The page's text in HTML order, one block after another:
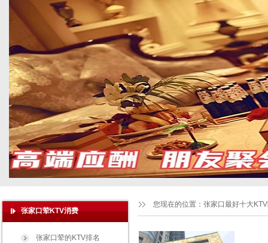
张家口荤KTV消费
张家口荤的KTV排名
您现在的位置： 张家口最好十大